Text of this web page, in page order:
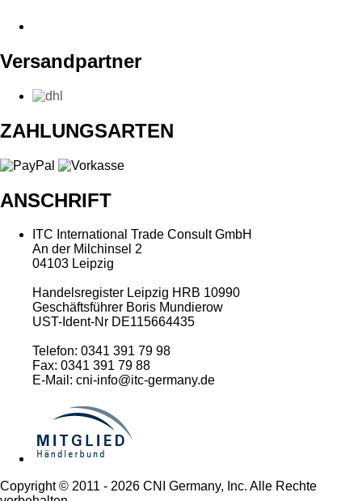
Versandpartner
ZAHLUNGSARTEN
ANSCHRIFT
ITC International Trade Consult GmbH
An der Milchinsel 2
04103 Leipzig
Handelsregister Leipzig HRB 10990
Geschäftsführer Boris Mundierow
UST-Ident-Nr DE115664435
Telefon: 0341 391 79 98
Fax: 0341 391 79 88
E-Mail: cni-info@itc-germany.de
Copyright © 2011 - 2026 CNI Germany, Inc. Alle Rechte